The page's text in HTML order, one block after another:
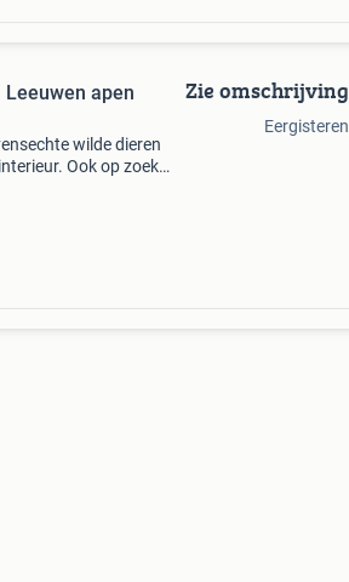
apen
wilde dieren
Ook op zoek
Zie omschrijving
Eergisteren